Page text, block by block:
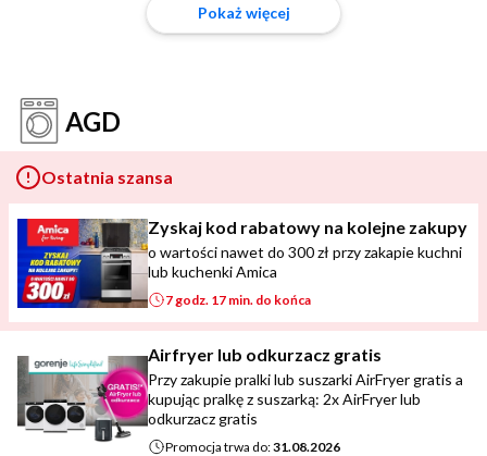
Pokaż więcej
AGD
Airfryer lub odkurzacz gratis
Przy zakupie pralki lub suszarki AirFryer gratis a
kupując pralkę z suszarką: 2x AirFryer lub
odkurzacz gratis
Promocja trwa do:31.08.2026
Ostatnia szansa
Zyskaj kod rabatowy na kolejne zakupy
o wartości nawet do 300 zł przy zakapie kuchni
lub kuchenki Amica
7 godz. 17 min. do końca